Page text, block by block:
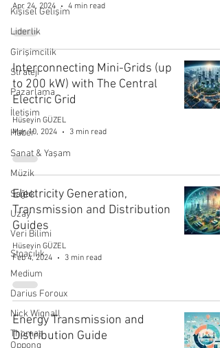
Kişisel Gelişim
Liderlik
Girişimcilik
Strateji
Pazarlama
İletişim
Haber
Sanat & Yaşam
Müzik
Sağlık
Uzay
Veri Bilimi
Stoacılık
Medium
Darius Foroux
Nick Wignall
Thomas
Oppong
Apr 24, 2024
4 min read
Interconnecting Mini-Grids (up
to 200 kW) with The Central
Electric Grid
Hüseyin GÜZEL
Mar 10, 2024
3 min read
Electricity Generation,
Transmission and Distribution
Guides
Hüseyin GÜZEL
Feb 4, 2024
3 min read
Energy Transmission and
Distribution Guide